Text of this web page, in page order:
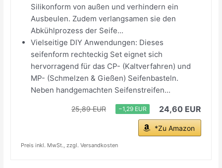
Silikonform von außen und verhindern ein
Ausbeulen. Zudem verlangsamen sie den
Abkühlprozess der Seife...
Vielseitige DIY Anwendungen: Dieses
seifenform rechteckig Set eignet sich
hervorragend für das CP- (Kaltverfahren) und
MP- (Schmelzen & Gießen) Seifenbasteln.
Neben handgemachten Seifenstreifen...
25,89 EUR −1,29 EUR 24,60 EUR
*Zu Amazon
Preis inkl. MwSt., zzgl. Versandkosten